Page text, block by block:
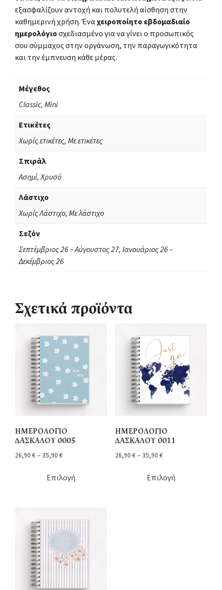
εξασφαλίζουν αντοχή και πολυτελή αίσθηση στην
καθημερινή χρήση. Έναχειροποίητο εβδομαδιαίο
ημερολόγιοσχεδιασμένο για να γίνει ο προσωπικός
σου σύμμαχος στην οργάνωση, την παραγωγικότητα
και την έμπνευση κάθε μέρας.
Μέγεθος
Classic, Mini
Ετικέτες
Χωρίς ετικέτες, Με ετικέτες
Σπιράλ
Ασημί, Χρυσό
Λάστιχο
Χωρίς Λάστιχο, Με λάστιχο
Σεζόν
Σεπτέμβριος 26 – Αύγουστος 27, Ιανουάριος 26 –
Δεκέμβριος 26
Σχετικά προϊόντα
ΗΜΕΡΟΛΟΓΙΟ
ΔΑΣΚΑΛΟΥ 0005
26,90 € – 35,90 €
Επιλογή
ΗΜΕΡΟΛΟΓΙΟ
ΔΑΣΚΑΛΟΥ 0011
26,90 € – 35,90 €
Επιλογή